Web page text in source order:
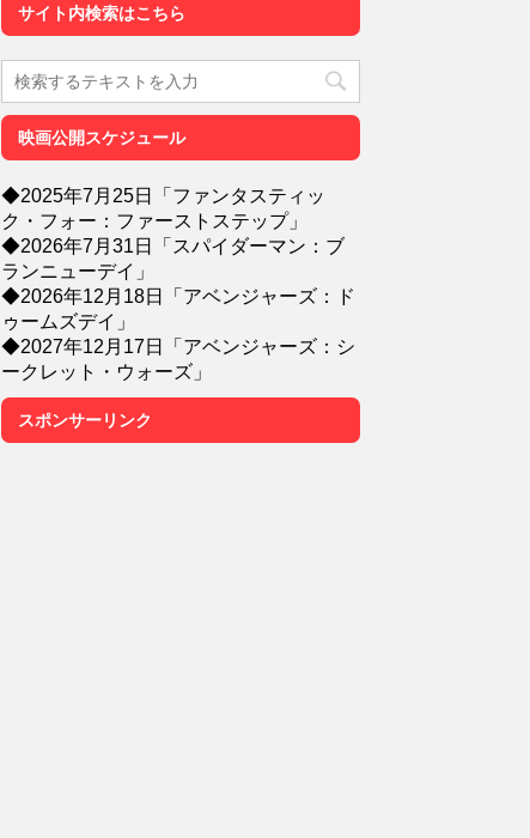
サイト内検索はこちら
映画公開スケジュール
◆2025年7月25日「ファンタスティッ
ク・フォー：ファーストステップ」
◆2026年7月31日「スパイダーマン：ブ
ランニューデイ」
◆2026年12月18日「アベンジャーズ：ド
ゥームズデイ」
◆2027年12月17日「アベンジャーズ：シ
ークレット・ウォーズ」
スポンサーリンク